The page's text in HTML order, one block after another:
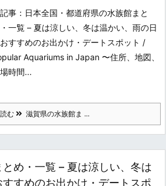
事：日本全国・都道府県の水族館まと
一覧 – 夏は涼しい、冬は温かい、雨の日
すすめのお出かけ・デートスポット /
Aquariums in Japan 〜住所、地図、
時間...
む 滋賀県の水族館ま ...
め・一覧 – 夏は涼しい、冬は
すめのお出かけ・デートスポ